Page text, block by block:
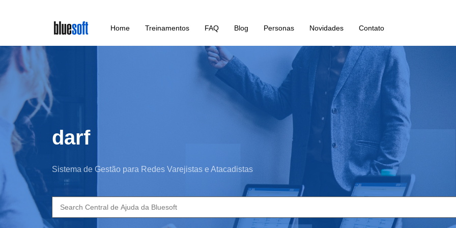
main
content
Home Treinamentos FAQ Blog Personas Novidades Contato
darf
Sistema de Gestão para Redes Varejistas e Atacadistas
Search
for: